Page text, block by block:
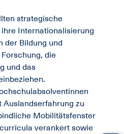
strategische
Internationalisierung
der Bildung und
die
und das
Auslandserfahrung zu
Mobilitätsfenster
verankert sowie